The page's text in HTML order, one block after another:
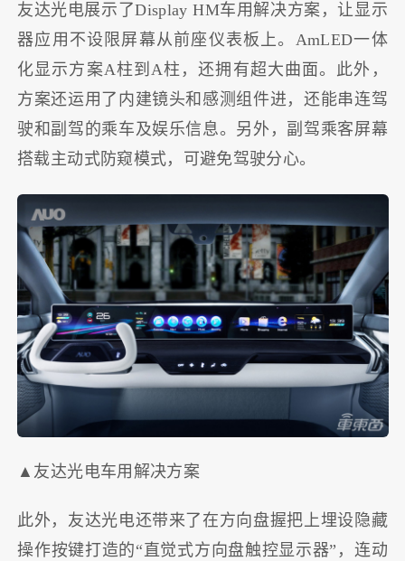
友达光电展示了Display HM车用解决方案，让显示
器应用不设限屏幕从前座仪表板上。AmLED一体
化显示方案A柱到A柱，还拥有超大曲面。此外，
方案还运用了内建镜头和感测组件进，还能串连驾
驶和副驾的乘车及娱乐信息。另外，副驾乘客屏幕
搭载主动式防窥模式，可避免驾驶分心。
▲友达光电车用解决方案
此外，友达光电还带来了在方向盘握把上埋设隐藏
操作按键打造的“直觉式方向盘触控显示器”，连动